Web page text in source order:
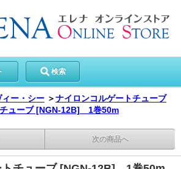
検索
ィー・シー ＞ナイロンコルゲートチューブ
ューブ [NGN-12B] 1巻50m
次の商品へ